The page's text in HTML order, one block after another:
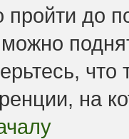
пройти до
на